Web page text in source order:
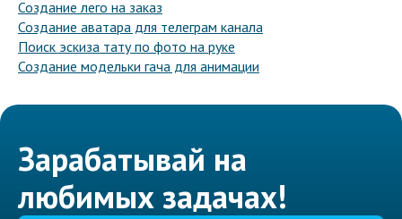
Создание лего на заказ
Создание аватара для телеграм канала
Поиск эскиза тату по фото на руке
Создание модельки гача для анимации
Зарабатывай на
любимых задачах!